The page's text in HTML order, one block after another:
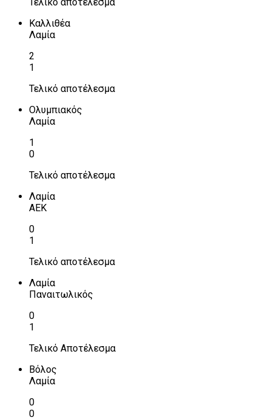
Καλλιθέα
Λαμία
2
1
Τελικό αποτέλεσμα
Ολυμπιακός
Λαμία
1
0
Τελικό αποτέλεσμα
Λαμία
ΑΕΚ
0
1
Τελικό αποτέλεσμα
Λαμία
Παναιτωλικός
0
1
Τελικό Αποτέλεσμα
Βόλος
Λαμία
0
0